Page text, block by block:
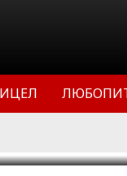
на
4-4-2,